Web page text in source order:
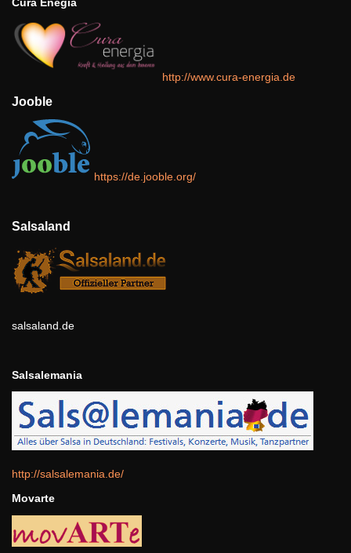
http://www.cura-energia.de
Jooble
https://de.jooble.org/​
Salsaland
salsaland.de
Salsalemania
http://salsalemania.de/
Movarte